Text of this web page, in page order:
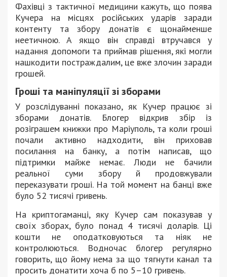
Фахівці з тактичної медицини кажуть, що поява
Кучера на місцях російських ударів заради
контенту та збору донатів є щонайменше
неетичною. А якщо він справді втручався у
надання допомоги та приймав рішення, які могли
нашкодити постраждалим, це вже злочин заради
грошей.
Гроші та маніпуляції зі зборами
У розслідуванні показано, як Кучер працює зі
зборами донатів. Блогер відкрив збір із
розіграшем книжки про Маріуполь, та коли гроші
почали активно надходити, він приховав
посилання на банку, а потім написав, що
підтримки майже немає. Люди не бачили
реальної суми збору й продовжували
переказувати гроші. На той момент на банці вже
було 52 тисячі гривень.
На криптогаманці, яку Кучер сам показував у
своїх зборах, було понад 4 тисячі доларів. Ці
кошти не оподатковуються та ніяк не
контролюються. Водночас блогер регулярно
говорить, що йому нема за що тягнути канал та
просить донатити хоча б по 5–10 гривень.